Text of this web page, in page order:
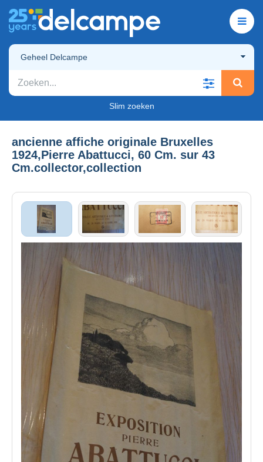
Geheel Delcampe
Slim zoeken
ancienne affiche originale Bruxelles
1924,Pierre Abattucci, 60 Cm. sur 43
Cm.collector,collection